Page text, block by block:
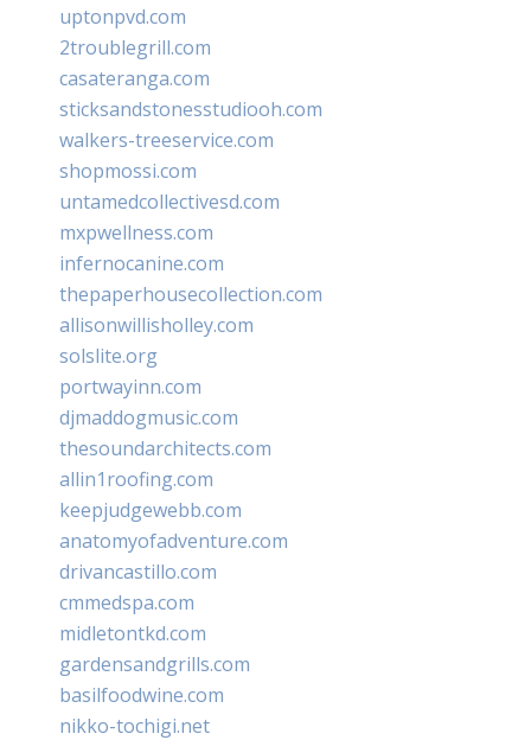
uptonpvd.com
2troublegrill.com
casateranga.com
sticksandstonesstudiooh.com
walkers-treeservice.com
shopmossi.com
untamedcollectivesd.com
mxpwellness.com
infernocanine.com
thepaperhousecollection.com
allisonwillisholley.com
solslite.org
portwayinn.com
djmaddogmusic.com
thesoundarchitects.com
allin1roofing.com
keepjudgewebb.com
anatomyofadventure.com
drivancastillo.com
cmmedspa.com
midletontkd.com
gardensandgrills.com
basilfoodwine.com
nikko-tochigi.net